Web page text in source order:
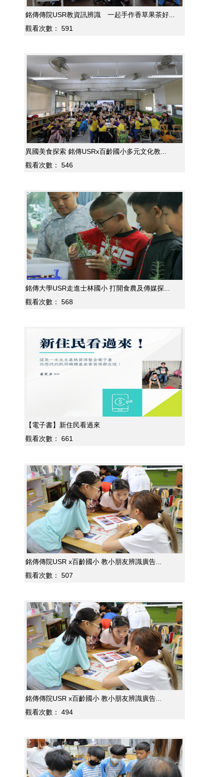
銘傳傳院USR教資訊辨識 一起手作香草果茶好...
觀看次數：
591
異國美食探索 銘傳USRx百齡國小多元文化教...
觀看次數：
546
銘傳大學USR走進士林國小 打開食農及傳媒探...
觀看次數：
568
【電子書】新住民看過來
觀看次數：
661
銘傳傳院USR x百齡國小 教小朋友辨識廣告...
觀看次數：
507
銘傳傳院USR x百齡國小 教小朋友辨識廣告...
觀看次數：
494